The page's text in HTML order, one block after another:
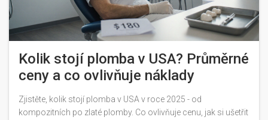
Kolik stojí plomba v USA? Průměrné
ceny a co ovlivňuje náklady
Zjistěte, kolik stojí plomba v USA v roce 2025 - od
kompozitních po zlaté plomby. Co ovlivňuje cenu, jak si ušetřit